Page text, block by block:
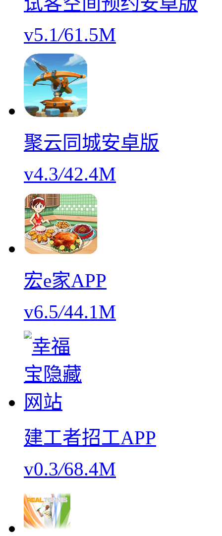
v5.1/61.5M
聚云同城安卓版
v4.3/42.4M
宏e家APP
v6.5/44.1M
建工者招工APP
v0.3/68.4M